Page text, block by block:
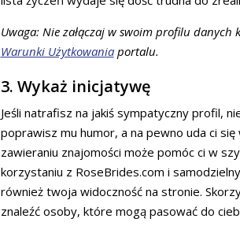
Uwaga: Nie załączaj w swoim profilu
Warunki Użytkowaniaportalu.
3. Wykaż inicjatywę
Jeśli natrafisz na jakiś sympatyczny profil,
poprawisz mu humor, a na pewno uda ci
zawieraniu znajomości może pomóc ci w
korzystaniu z RoseBrides.com i
również twoja widoczność na stronie.
znaleźć osoby, które mogą pasować do